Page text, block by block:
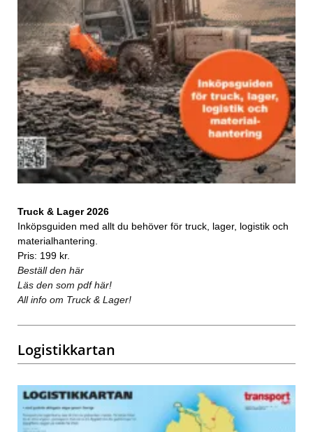
Truck & Lager 2026
Inköpsguiden med allt du behöver för truck, lager, logistik och
materialhantering.
Pris: 199 kr.
Beställ den här
Läs den som pdf här!
All info om Truck & Lager!
Logistikkartan